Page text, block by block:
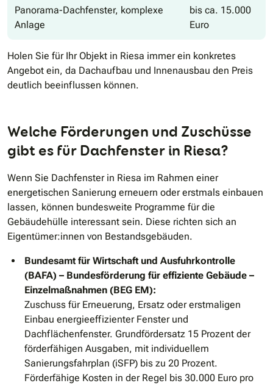
Panorama-Dachfenster, komplexe
Anlage
bis ca. 15.000
Euro
Holen Sie für Ihr Objekt in Riesa immer ein konkretes
Angebot ein, da Dachaufbau und Innenausbau den Preis
deutlich beeinflussen können.
Welche Förderungen und Zuschüsse
gibt es für Dachfenster in Riesa?
Wenn Sie Dachfenster in Riesa im Rahmen einer
energetischen Sanierung erneuern oder erstmals einbauen
lassen, können bundesweite Programme für die
Gebäudehülle interessant sein. Diese richten sich an
Eigentümer:innen von Bestandsgebäuden.
Bundesamt für Wirtschaft und Ausfuhrkontrolle
(BAFA) – Bundesförderung für effiziente Gebäude –
Einzelmaßnahmen (BEG EM):
Zuschuss für Erneuerung, Ersatz oder erstmaligen
Einbau energieeffizienter Fenster und
Dachflächenfenster. Grundfördersatz 15 Prozent der
förderfähigen Ausgaben, mit individuellem
Sanierungsfahrplan (iSFP) bis zu 20 Prozent.
Förderfähige Kosten in der Regel bis 30.000 Euro pro